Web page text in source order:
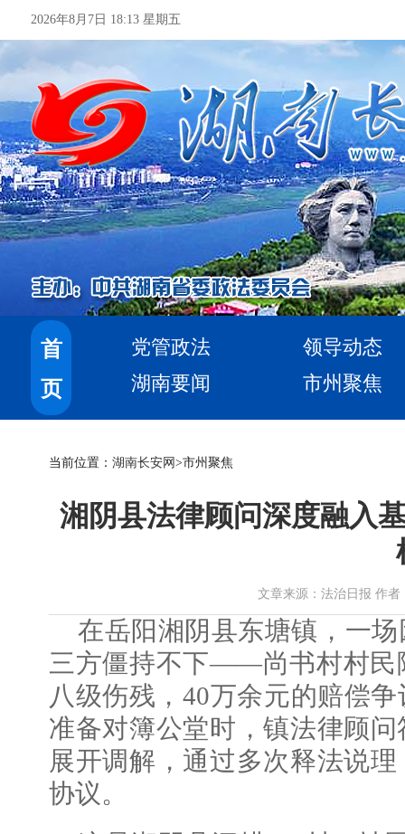
2026年8月7日 18:13 星期五
首
页
党管政法
领导动态
湖南要闻
市州聚焦
当前位置： 湖南长安网 >市州聚焦
湘阴县法律顾问深度融入
文章来源：法治日报 作者
在岳阳湘阴县东塘镇，一
三方僵持不下——尚书村村民
八级伤残，40万余元的赔偿
准备对簿公堂时，镇法律顾
展开调解，通过多次释法说
协议。